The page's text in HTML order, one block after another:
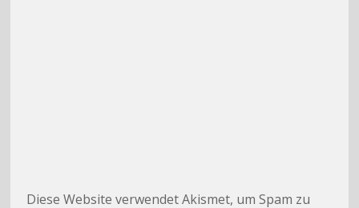
Diese Website verwendet Akismet, um Spam zu